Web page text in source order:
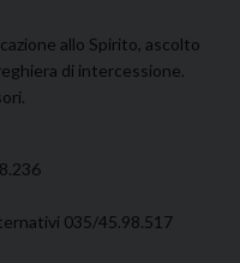
allo Spirito, ascolto
di intercessione.
035/45.98.517